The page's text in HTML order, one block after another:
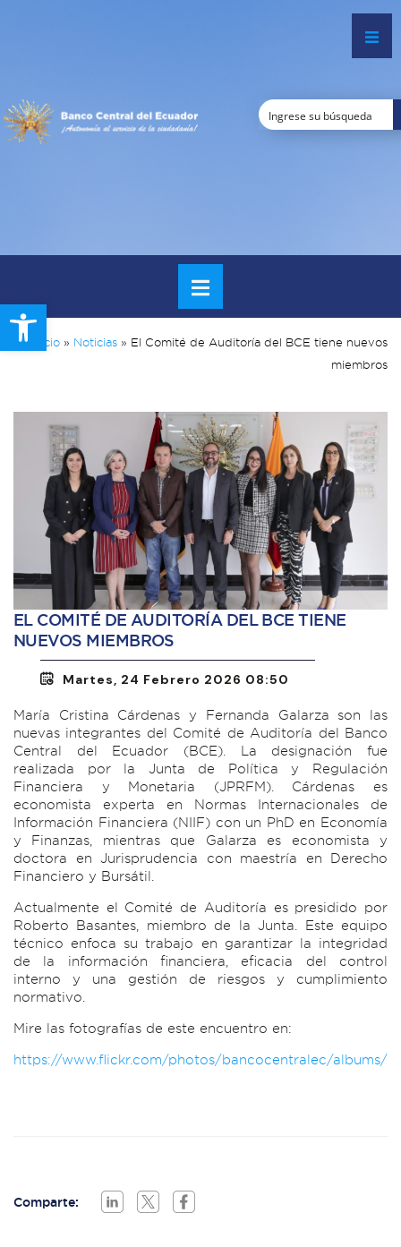
Open toolbar
Inicio » Noticias » El Comité de Auditoría del BCE tiene nuevos
miembros
EL COMITÉ DE AUDITORÍA DEL BCE TIENE
NUEVOS MIEMBROS
Martes, 24 Febrero 2026 08:50
María Cristina Cárdenas y Fernanda Galarza son las
nuevas integrantes del Comité de Auditoría del Banco
Central del Ecuador (BCE). La designación fue
realizada por la Junta de Política y Regulación
Financiera y Monetaria (JPRFM). Cárdenas es
economista experta en Normas Internacionales de
Información Financiera (NIIF) con un PhD en Economía
y Finanzas, mientras que Galarza es economista y
doctora en Jurisprudencia con maestría en Derecho
Financiero y Bursátil.
Actualmente el Comité de Auditoría es presidido por
Roberto Basantes, miembro de la Junta. Este equipo
técnico enfoca su trabajo en garantizar la integridad
de la información financiera, eficacia del control
interno y una gestión de riesgos y cumplimiento
normativo.
Mire las fotografías de este encuentro en:
https://www.flickr.com/photos/bancocentralec/albums/
Comparte: